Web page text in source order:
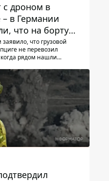
с дроном в
в Германии
что на борту
самолета были
что грузовой
не перевозил
рядом нашли